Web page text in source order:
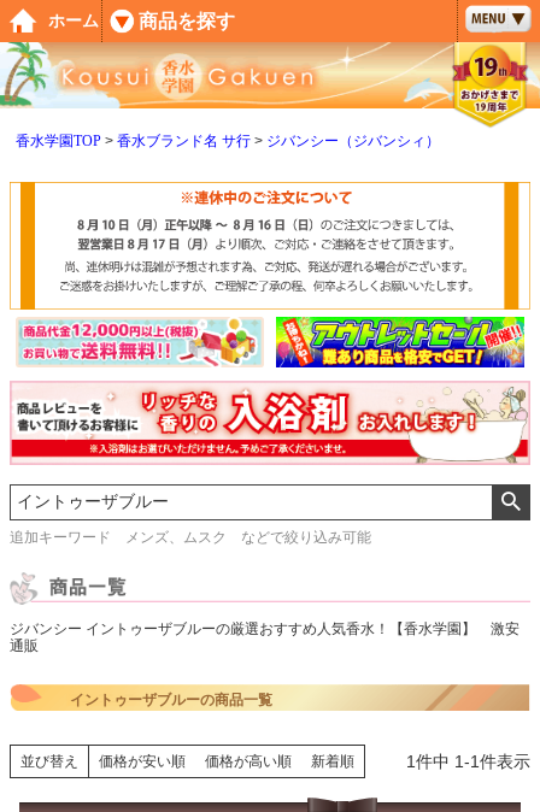
香水学園TOP 香水ブランド名 サ行 ジバンシー（ジバンシィ）
追加キーワード メンズ、ムスク などで絞り込み可能
ジバンシー イントゥーザブルーの厳選おすすめ人気香水！【香水学園】 激安
通販
イントゥーザブルーの商品一覧
並び替え 価格が安い順 価格が高い順 新着順 1件中 1-1件表示
ペー
ジト
ップ
へ
ホーム 商品を探す